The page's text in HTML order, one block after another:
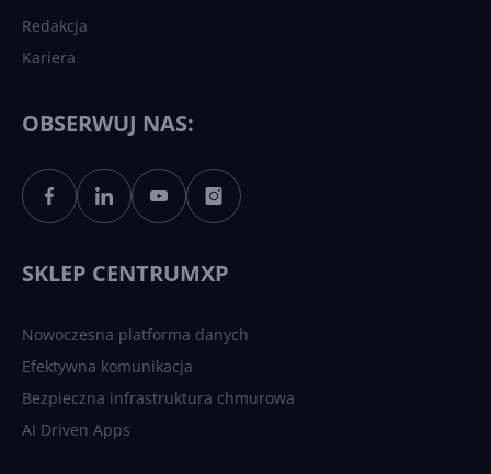
Sztuczna inteligencja po
polsku. Dość barier
Redakcja
Kariera
OBSERWUJ NAS:
SKLEP CENTRUMXP
Nowoczesna platforma danych
Efektywna komunikacja
Bezpieczna infrastruktura chmurowa
AI Driven Apps